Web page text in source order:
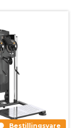
Bestillingsvare